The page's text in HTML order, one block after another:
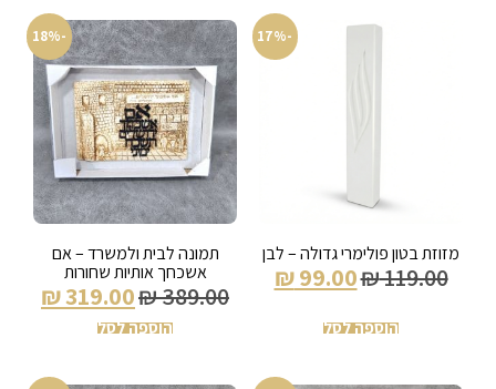
-17%
מזוזת בטון פולימרי גדולה – לבן
₪119.00
₪99.00
הוספה לסל
-18%
תמונה לבית ולמשרד – אם
אשכחך אותיות שחורות
₪389.00
₪319.00
הוספה לסל